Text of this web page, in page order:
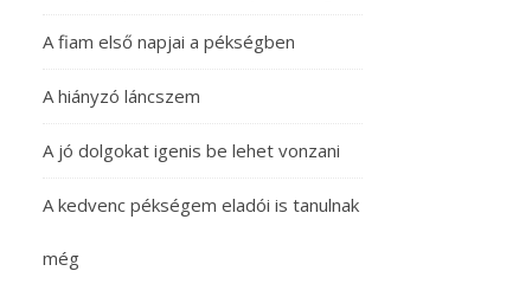
A fiam első napjai a pékségben
A hiányzó láncszem
A jó dolgokat igenis be lehet vonzani
A kedvenc pékségem eladói is tanulnak
még